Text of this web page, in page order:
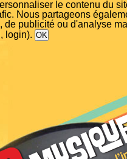
le contenu du
Nous partageons
de publicité ou d'analyse
login).